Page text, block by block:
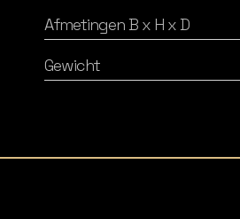
Afmetingen B x H x D
Gewicht